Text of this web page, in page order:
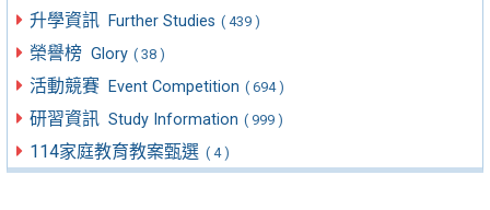
升學資訊 Further Studies ( 439 )
榮譽榜 Glory ( 38 )
活動競賽 Event Competition ( 694 )
研習資訊 Study Information ( 999 )
114家庭教育教案甄選 ( 4 )